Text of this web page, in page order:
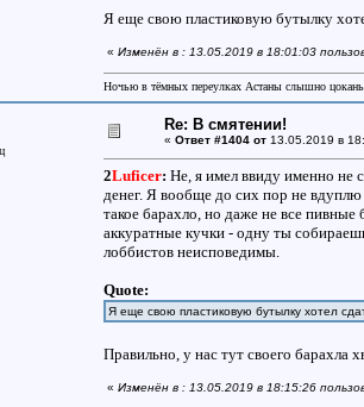
Я еще свою пластиковую бутылку
« Изменён в : 13.05.2019 в 18:01:03
Ночью в тёмных переулках Астаны слышно
Re: В смятении!
« Ответ #1404 от13.05.2019 в
2Luficer: Не, я имел ввиду именно не
денег. Я вообще до сих пор не вдуплю
такое барахло, но даже не все
аккуратные кучки - одну ты
лоббистов неисповедимы.
Quote:
Я еще свою пластиковую бутылку хотел
Правильно, у нас тут своего барахла
« Изменён в : 13.05.2019 в 18:15:26